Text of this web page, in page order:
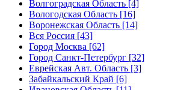
Волгоградская Область [4]
Вологодская Область [16]
Воронежская Область [14]
Вся Россия [43]
Город Москва [62]
Город Санкт-Петербург [32]
Еврейская Авт. Область [3]
Забайкальский Край [6]